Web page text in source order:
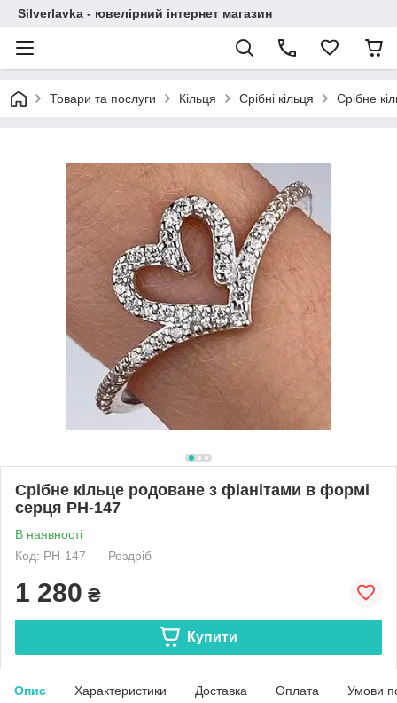
Silverlavka - ювелірний інтернет магазин
Товари та послуги Кільця Срібні кільця Срібне
Срібне кільце родоване з фіанітами в формі
серця РН-147
В наявності
Код: РН-147
Роздріб
1 280 ₴
Купити
Опис Характеристики Доставка Оплата Умови